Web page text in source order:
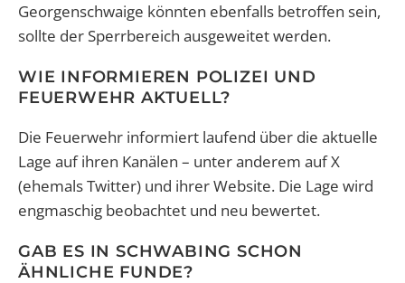
Georgenschwaige könnten ebenfalls betroffen sein,
sollte der Sperrbereich ausgeweitet werden.
WIE INFORMIEREN POLIZEI UND
FEUERWEHR AKTUELL?
Die Feuerwehr informiert laufend über die aktuelle
Lage auf ihren Kanälen – unter anderem auf X
(ehemals Twitter) und ihrer Website. Die Lage wird
engmaschig beobachtet und neu bewertet.
GAB ES IN SCHWABING SCHON
ÄHNLICHE FUNDE?